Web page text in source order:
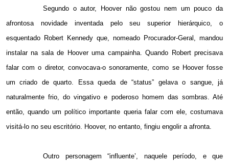
Segundo o autor, Hoover não gostou nem um pouco da
afrontosa novidade inventada pelo seu superior hierárquico, o
esquentado Robert Kennedy que, nomeado Procurador-Geral, mandou
instalar na sala de Hoover uma campainha. Quando Robert precisava
falar com o diretor, convocava-o sonoramente, como se Hoover fosse
um criado de quarto. Essa queda de “status” gelava o sangue, já
naturalmente frio, do vingativo e poderoso homem das sombras. Até
então, quando um político importante queria falar com ele, costumava
visitá-lo no seu escritório. Hoover, no entanto, fingiu engolir a afronta.
Outro personagem “influente’, naquele período, e que